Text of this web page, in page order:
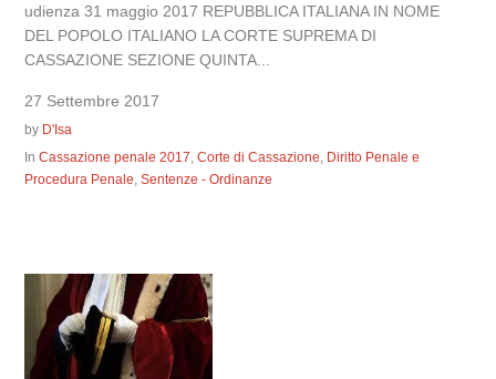
udienza 31 maggio 2017 REPUBBLICA ITALIANA IN NOME
DEL POPOLO ITALIANO LA CORTE SUPREMA DI
CASSAZIONE SEZIONE QUINTA...
27 Settembre 2017
by D'Isa
InCassazione penale 2017,Corte di Cassazione, Diritto Penale e
Procedura Penale,Sentenze - Ordinanze